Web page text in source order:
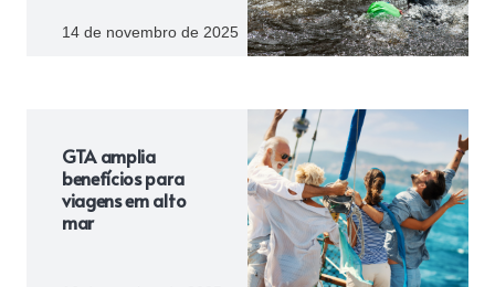
14 de novembro de 2025
GTA amplia
benefícios para
viagens em alto
mar